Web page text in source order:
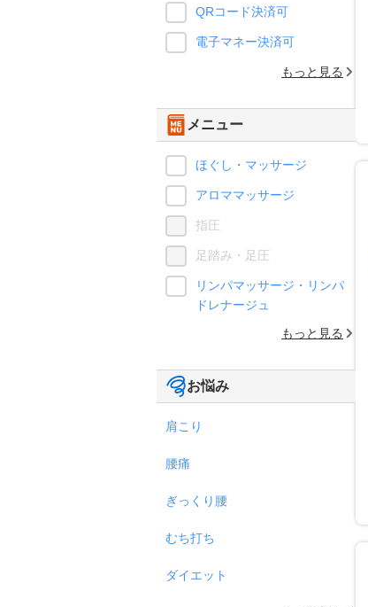
QRコード決済可
電子マネー決済可
もっと見る
メニュー
ほぐし・マッサージ
アロママッサージ
指圧
足踏み・足圧
リンパマッサージ・リンパ
ドレナージュ
もっと見る
お悩み
肩こり
腰痛
ぎっくり腰
むち打ち
ダイエット